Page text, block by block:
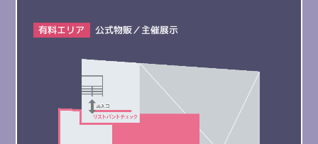
有料エリア 公式物販／主催展示